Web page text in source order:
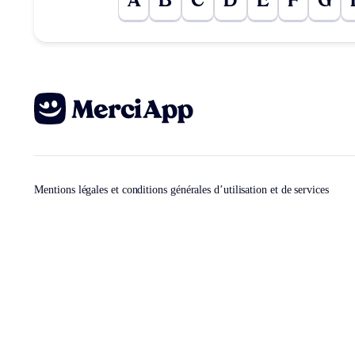
Mentions légales et conditions générales d’utilisation et de services